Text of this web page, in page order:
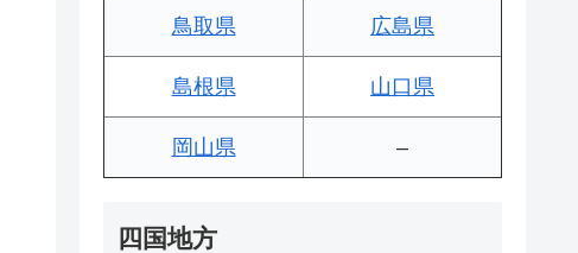
鳥取県 広島県
島根県 山口県
岡山県 –
四国地方